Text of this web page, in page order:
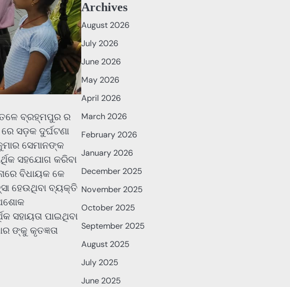
ବ୍ରହ୍ମପୁର ର
ସଡ଼କ ଦୁର୍ଘଟଣା
ସେମାନଙ୍କ
ସହଯୋଗ କରିବା
ବିଧାୟକ କେ
ହେଉଥିବା ବ୍ୟକ୍ତି
ସହାୟତା ପାଇଥିବା
ଙ୍କୁ କୃତଜ୍ଞତା
Archives
August 2026
July 2026
June 2026
May 2026
April 2026
March 2026
February 2026
January 2026
December 2025
November 2025
October 2025
September 2025
August 2025
July 2025
June 2025